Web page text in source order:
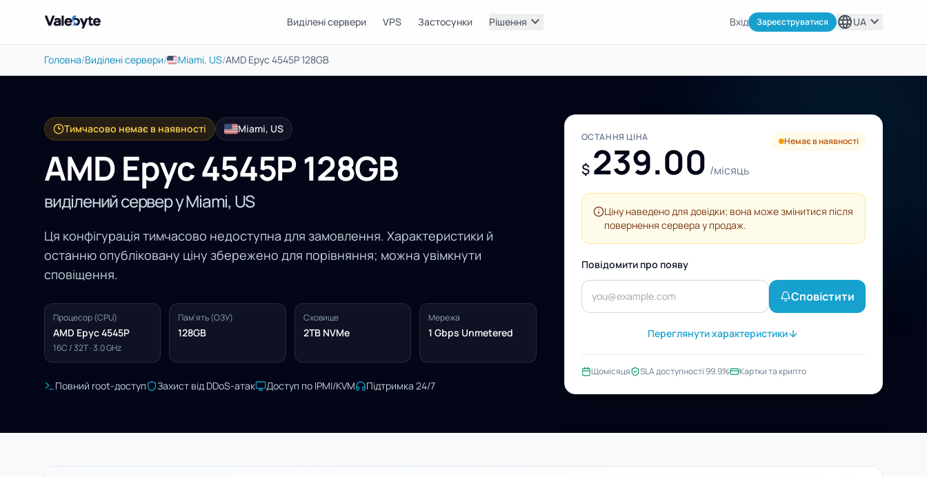
Valebyte Виділені сервери VPS Застосунки Рішення expand_more Вхід Зареєструватися languageUA expand_more
Головна/Виділені сервери/ Miami, US/AMD Epyc 4545P 128GB
Тимчасово немає в наявності Miami, US
AMD Epyc 4545P 128GB
виділений сервер у Miami, US
Ця конфігурація тимчасово недоступна для замовлення. Характеристики й
останню опубліковану ціну збережено для порівняння; можна увімкнути
сповіщення.
Процесор (CPU)
AMD Epyc 4545P
16C / 32T · 3.0 GHz
Пам'ять (ОЗУ)
128GB
Сховище
2TB NVMe
Мережа
1 Gbps Unmetered
Повний root-доступ Захист від DDoS-атак Доступ по IPMI/KVM Підтримка 24/7
ОСТАННЯ ЦІНА
$ 239.00 /місяць
Немає в наявності
Ціну наведено для довідки; вона може змінитися після
повернення сервера у продаж.
Повідомити про появу
Сповістити
Переглянути характеристики
Щомісяця SLA доступності 99.9% Картки та крипто